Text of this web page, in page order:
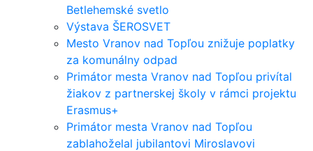
Betlehemské svetlo
Výstava ŠEROSVET
Mesto Vranov nad Topľou znižuje poplatky
za komunálny odpad
Primátor mesta Vranov nad Topľou privítal
žiakov z partnerskej školy v rámci projektu
Erasmus+
Primátor mesta Vranov nad Topľou
zablahoželal jubilantovi Miroslavovi